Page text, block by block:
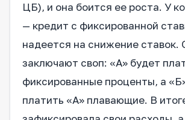
ЦБ), и она боится ее роста. У
— кредит с фиксированной
надеется на снижение ставок.
заключают своп: «А» будет
фиксированные проценты, а
платить «А» плавающие. В